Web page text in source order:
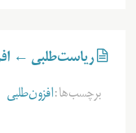
رياست‌طلبی ←
برچسب‌ها:افزون‌طلبی